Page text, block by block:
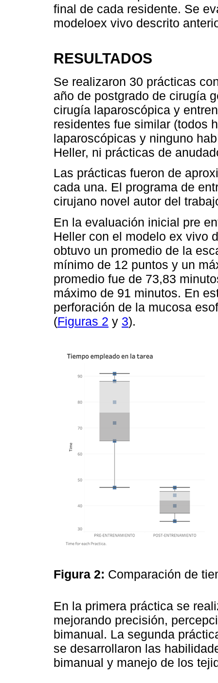
final de cada residente. Se
modeloex vivo descrito
RESULTADOS
Se realizaron 30 prácticas
año de postgrado de cirugía
cirugía laparoscópica y
residentes fue similar (todos
laparoscópicas y ninguno
Heller, ni prácticas de
Las prácticas fueron de
cada una. El programa de
cirujano novel autor del
En la evaluación inicial pre
Heller con el modelo ex vivo
obtuvo un promedio de la
mínimo de 12 puntos y un
promedio fue de 73,83
máximo de 91 minutos. En
perforación de la mucosa
(Figuras 2 y 3).
Figura 2: Comparación de
En la primera práctica se
mejorando precisión,
bimanual. La segunda
se desarrollaron las
bimanual y manejo de los